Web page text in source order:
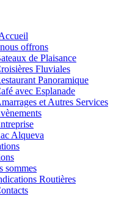
offrons
de Plaisance
Fluviales
Panoramique
avec Esplanade
et Autres Services
Alqueva
sommes
Routières